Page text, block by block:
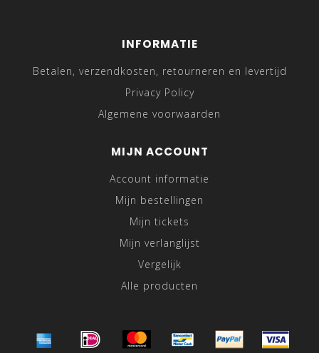
INFORMATIE
Betalen, verzendkosten, retourneren en levertijd
Privacy Policy
Algemene voorwaarden
MIJN ACCOUNT
Account informatie
Mijn bestellingen
Mijn tickets
Mijn verlanglijst
Vergelijk
Alle producten